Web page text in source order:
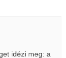
idézi meg: a